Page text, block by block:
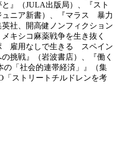
』（JULA出版局）、『スト
ュニア新書）、『マラス 暴力
社、開高健ノンフィクション
キシコ麻薬戦争を生き抜く
雇用なしで生きる スペイン
挑戦』（岩波書店）、『働く
「社会的連帯経済」』（集
「ストリートチルドレンを考